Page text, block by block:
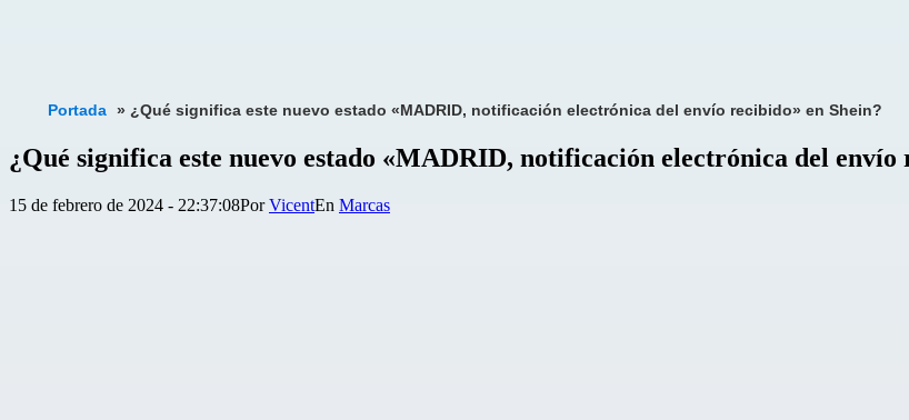
Portada » ¿Qué significa este nuevo estado «MADRID, notificación electrónica del envío recibido» en Shein?
¿Qué significa este nuevo estado «MADRID, notificación electrónica del envío
Publicada
15 de febrero de 2024 - 22:37:08PorVicent
Categorizado
Marcas